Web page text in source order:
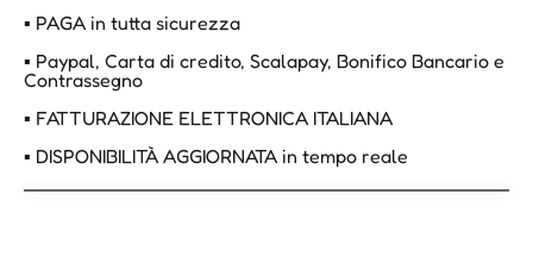
▪ PAGA in tutta sicurezza
▪ Paypal, Carta di credito, Scalapay, Bonifico Bancario e
Contrassegno
▪ FATTURAZIONE ELETTRONICA ITALIANA
▪ DISPONIBILITÀ AGGIORNATA in tempo reale